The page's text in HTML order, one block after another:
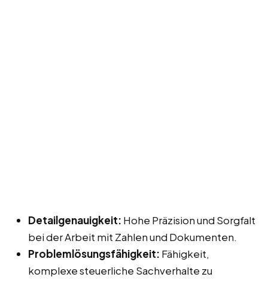
Detailgenauigkeit: Hohe Präzision und Sorgfalt
bei der Arbeit mit Zahlen und Dokumenten.
Problemlösungsfähigkeit: Fähigkeit,
komplexe steuerliche Sachverhalte zu